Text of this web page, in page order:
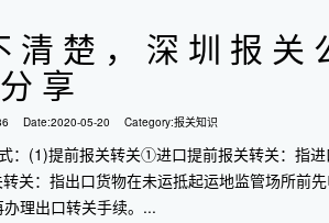
楚，深圳报关
分享
Date:2020-05-20 Category:报关知识
：(1)提前报关转关①进口提前报关转关：指
关：指出口货物在未运抵起运地监管场所前
理出口转关手续。...